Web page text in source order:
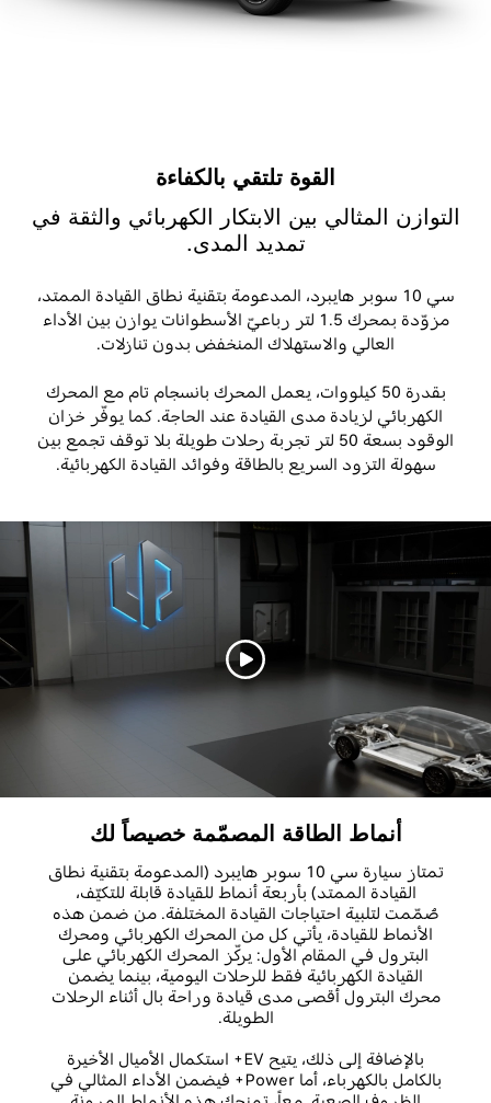
القوة تلتقي بالكفاءة
التوازن المثالي بين الابتكار الكهربائي والثقة في
تمديد المدى.
سي 10
سوبر هايبرد، المدعومة بتقنية نطاق القيادة الممتد،
مزوّدة بمحرك 1.5 لتر رباعيّ الأسطوانات يوازن بين الأداء
العالي والاستهلاك المنخفض بدون تنازلات.
بقدرة 50 كيلووات، يعمل المحرك بانسجام تام مع المحرك
الكهربائي لزيادة مدى القيادة عند الحاجة. كما يوفّر خزان
الوقود بسعة 50 لتر تجربة رحلات طويلة بلا توقف تجمع بين
سهولة التزود السريع بالطاقة وفوائد القيادة الكهربائية.
أنماط الطاقة المصمّمة خصيصاً لك
تمتاز سيارة سي 10 سوبر هايبرد (المدعومة بتقنية نطاق
القيادة الممتد) بأربعة أنماط للقيادة قابلة للتكيّف،
صُمّمت لتلبية احتياجات القيادة المختلفة. من ضمن هذه
الأنماط للقيادة، يأتي كل من المحرك الكهربائي ومحرك
البترول في المقام الأول: يركّز المحرك الكهربائي على
القيادة الكهربائية فقط للرحلات اليومية، بينما يضمن
محرك البترول أقصى مدى قيادة وراحة بال أثناء الرحلات
الطويلة.
بالإضافة إلى ذلك، يتيح EV+ استكمال الأميال الأخيرة
بالكامل بالكهرباء، أما Power+ فيضمن الأداء المثالي في